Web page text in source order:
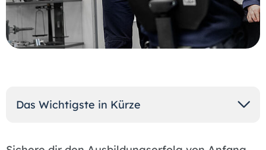
Das Wichtigste in Kürze